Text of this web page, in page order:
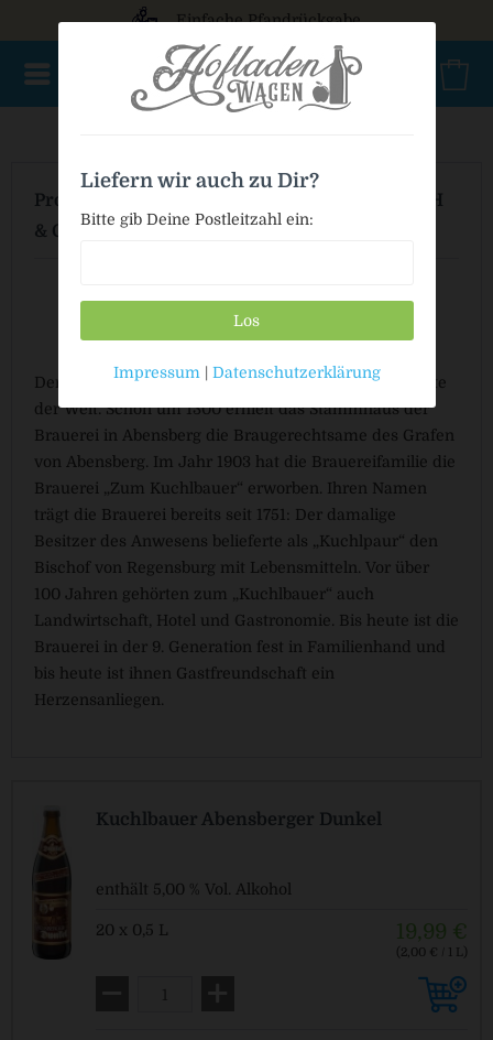
Einfache Pfandrückgabe
Produkte von Brauerei zum Kuchlbauer GmbH
& Co KG
Der „Kuchlbauer“ besitzt eines der ältesten Braurechte
der Welt. Schon um 1300 erhielt das Stammhaus der
Brauerei in Abensberg die Braugerechtsame des Grafen
von Abensberg. Im Jahr 1903 hat die Brauereifamilie die
Brauerei „Zum Kuchlbauer“ erworben. Ihren Namen
trägt die Brauerei bereits seit 1751: Der damalige
Besitzer des Anwesens belieferte als „Kuchlpaur“ den
Bischof von Regensburg mit Lebensmitteln. Vor über
100 Jahren gehörten zum „Kuchlbauer“ auch
Landwirtschaft, Hotel und Gastronomie. Bis heute ist die
Brauerei in der 9. Generation fest in Familienhand und
bis heute ist ihnen Gastfreundschaft ein
Herzensanliegen.
Kuchlbauer Abensberger Dunkel
enthält 5,00 % Vol. Alkohol
20 x 0,5 L 19,99 €
(2,00 € / 1 L)
Liefern wir auch zu Dir?
Bitte gib Deine Postleitzahl ein:
Los
Impressum | Datenschutzerklärung